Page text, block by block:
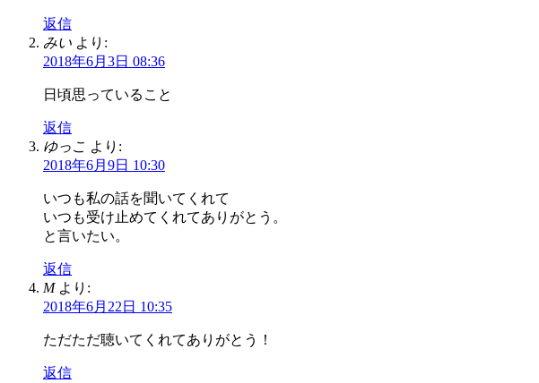
返信
みい より:
2018年6月3日 08:36
日頃思っていること
返信
ゆっこ より:
2018年6月9日 10:30
いつも私の話を聞いてくれて
いつも受け止めてくれてありがとう。
と言いたい。
返信
M より:
2018年6月22日 10:35
ただただ聴いてくれてありがとう！
返信